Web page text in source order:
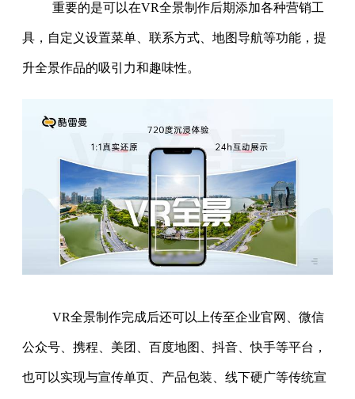
重要的是可以在VR全景制作后期添加各种营销工
具，自定义设置菜单、联系方式、地图导航等功能，提
升全景作品的吸引力和趣味性。
VR全景制作完成后还可以上传至企业官网、微信
公众号、携程、美团、百度地图、抖音、快手等平台，
也可以实现与宣传单页、产品包装、线下硬广等传统宣